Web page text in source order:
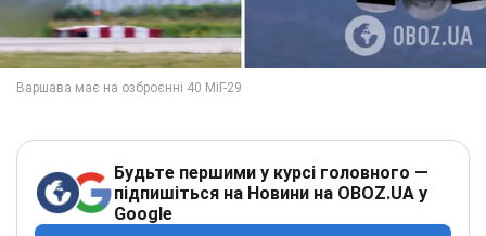
Будьте першими у курсі головного —
підпишіться на Новини на OBOZ.UA у
Google